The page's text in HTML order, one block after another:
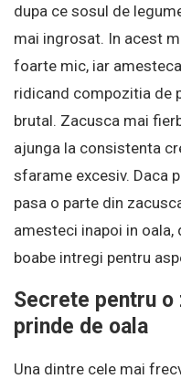
dupa ce sosul de
mai ingrosat. In acest
foarte mic, iar
ridicand compozitia de
brutal. Zacusca mai
ajunga la consistenta
sfarame excesiv. Daca
pasa o parte din
amesteci inapoi in
boabe intregi pentru
Secrete pentru o
prinde de oala
Una dintre cele mai